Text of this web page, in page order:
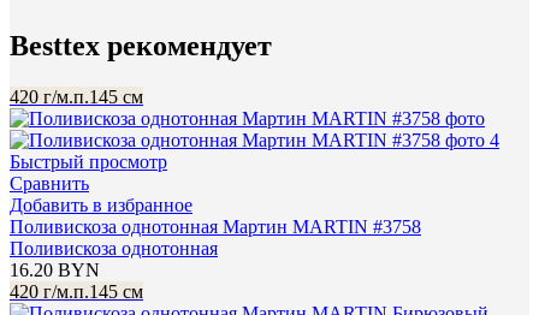
Besttex рекомендует
420 г/м.п.145 см
Быстрый просмотр
Сравнить
Добавить в избранное
Поливискоза однотонная Мартин MARTIN #3758
Поливискоза однотонная
16.20 BYN
420 г/м.п.145 см